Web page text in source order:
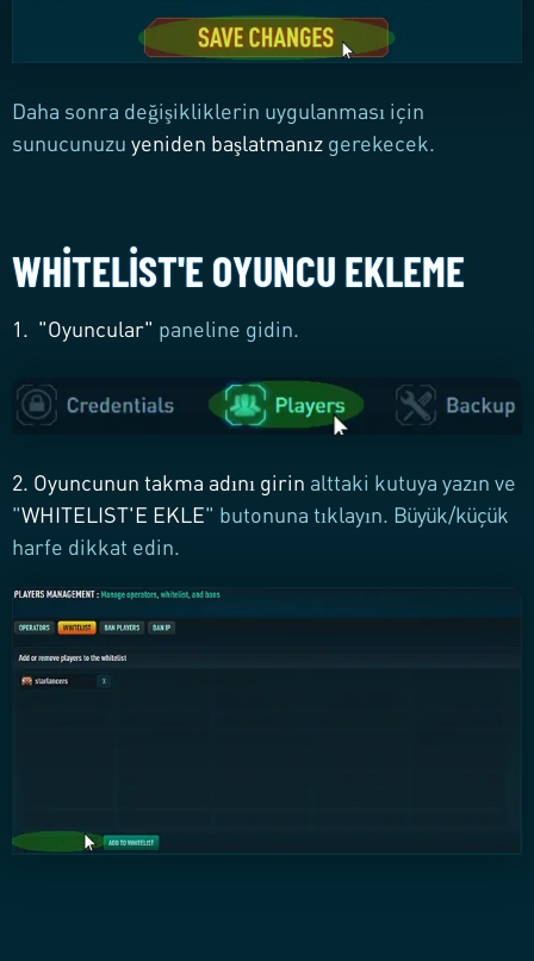
Daha sonra değişikliklerin uygulanması için
sunucunuzu yeniden başlatmanız gerekecek.
WHITELIST'E OYUNCU EKLEME
1. "Oyuncular" paneline gidin.
2. Oyuncunun takma adını girin alttaki kutuya yazın ve
"WHITELIST'E EKLE" butonuna tıklayın. Büyük/küçük
harfe dikkat edin.